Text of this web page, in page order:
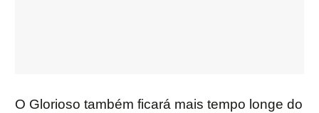
O Glorioso também ficará mais tempo longe do